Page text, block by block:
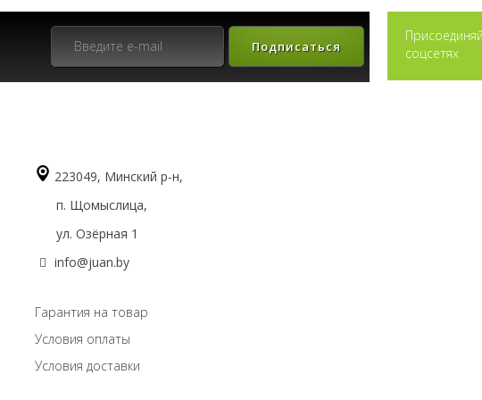
Подписаться
соцсетях
223049, Минский р-н,
п. Щомыслица,
ул. Озёрная 1
info@juan.by
Гарантия на товар
Условия оплаты
Условия доставки